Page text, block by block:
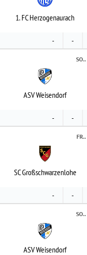
1. FC Herzogenaurach
- -
SO..
ASV Weisendorf
- -
FR..
SC Großschwarzenlohe
- -
SO..
ASV Weisendorf